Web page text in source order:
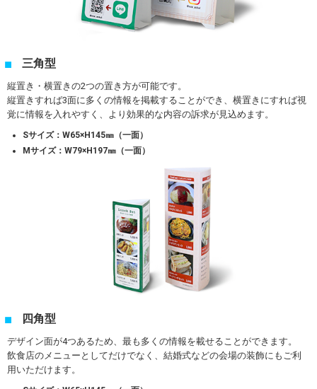
三角型
縦置き・横置きの2つの置き方が可能です。
縦置きすれば3面に多くの情報を掲載することができ、横置きにすれば視
覚に情報を入れやすく、より効果的な内容の訴求が見込めます。
Sサイズ：W65×H145㎜（一面）
Mサイズ：W79×H197㎜（一面）
四角型
デザイン面が4つあるため、最も多くの情報を載せることができます。
飲食店のメニューとしてだけでなく、結婚式などの会場の装飾にもご利
用いただけます。